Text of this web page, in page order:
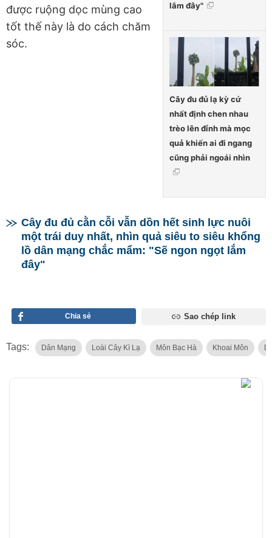
lắm đây"
Cây đu đủ lạ kỳ cứ
nhất định chen nhau
trèo lên đỉnh mà mọc
quả khiến ai đi ngang
cũng phải ngoái nhìn
được ruộng dọc mùng cao
tốt thế này là do cách chăm
sóc.
Cây đu đủ cằn cỗi vẫn dồn hết sinh lực nuôi
một trái duy nhất, nhìn quả siêu to siêu khổng
lồ dân mạng chắc mẩm: "Sẽ ngon ngọt lắm
đây"
Chia sẻ Sao chép link
Tags: Dân Mạng Loài Cây Kì Lạ Môn Bạc Hà Khoai Môn